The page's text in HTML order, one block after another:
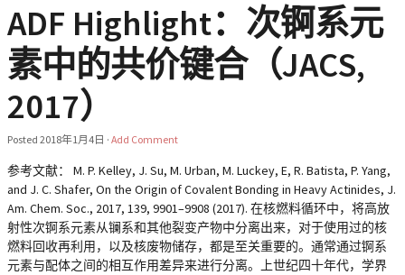
ADF Highlight：次锕系元
素中的共价键合（JACS,
2017）
Posted 2018年1月4日 · Add Comment
参考文献： M. P. Kelley, J. Su, M. Urban, M. Luckey, E, R. Batista, P. Yang,
and J. C. Shafer, On the Origin of Covalent Bonding in Heavy Actinides, J.
Am. Chem. Soc., 2017, 139, 9901–9908 (2017). 在核燃料循环中，将高放
射性次锕系元素从镧系和其他裂变产物中分离出来，对于使用过的核
燃料回收再利用，以及核废物储存，都是至关重要的。通常通过锕系
元素与配体之间的相互作用差异来进行分离。上世纪四十年代，学界